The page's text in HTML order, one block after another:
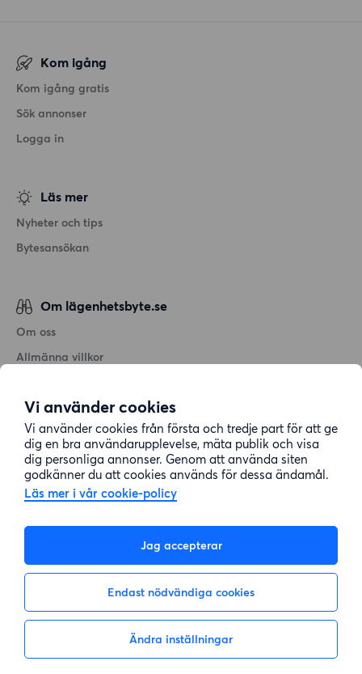
Vi använder cookies
Vi använder cookies från första och tredje part för att ge
dig en bra användarupplevelse, mäta publik och visa
dig personliga annonser. Genom att använda siten
godkänner du att cookies används för dessa ändamål.
Läs mer i vår cookie-policy
Jag accepterar
Endast nödvändiga cookies
Ändra inställningar
Inte intresserad Visa intresse
Kom igång
Kom igång gratis
Sök annonser
Logga in
Läs mer
Nyheter och tips
Bytesansökan
Om lägenhetsbyte.se
Om oss
Allmänna villkor
Cookiepolicy
Sitemap
Kundtjänst
08-22 00 90
E-post: